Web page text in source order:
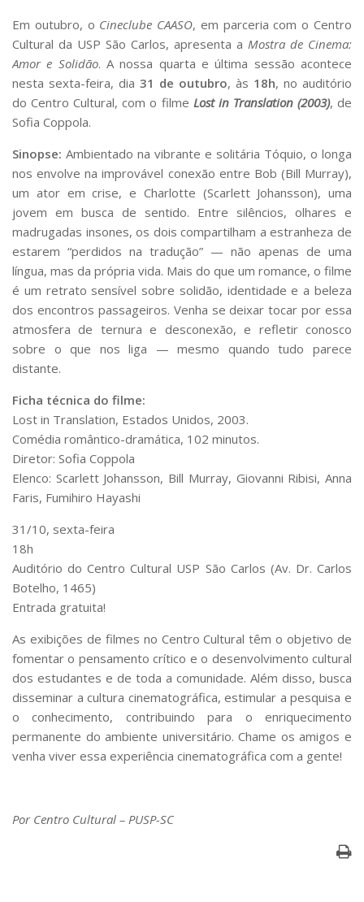
Em outubro, o Cineclube CAASO, em parceria com o Centro
Cultural da USP São Carlos, apresenta a Mostra de Cinema:
Amor e Solidão. A nossa quarta e última sessão acontece
nesta sexta-feira, dia 31 de outubro, às 18h, no auditório
do Centro Cultural, com o filme Lost in Translation (2003), de
Sofia Coppola.
Sinopse: Ambientado na vibrante e solitária Tóquio, o longa
nos envolve na improvável conexão entre Bob (Bill Murray),
um ator em crise, e Charlotte (Scarlett Johansson), uma
jovem em busca de sentido. Entre silêncios, olhares e
madrugadas insones, os dois compartilham a estranheza de
estarem “perdidos na tradução” — não apenas de uma
língua, mas da própria vida. Mais do que um romance, o filme
é um retrato sensível sobre solidão, identidade e a beleza
dos encontros passageiros. Venha se deixar tocar por essa
atmosfera de ternura e desconexão, e refletir conosco
sobre o que nos liga — mesmo quando tudo parece
distante.
Ficha técnica do filme:
Lost in Translation, Estados Unidos, 2003.
Comédia romântico-dramática, 102 minutos.
Diretor: Sofia Coppola
Elenco: Scarlett Johansson, Bill Murray, Giovanni Ribisi, Anna
Faris, Fumihiro Hayashi
31/10, sexta-feira
18h
Auditório do Centro Cultural USP São Carlos (Av. Dr. Carlos
Botelho, 1465)
Entrada gratuita!
As exibições de filmes no Centro Cultural têm o objetivo de
fomentar o pensamento crítico e o desenvolvimento cultural
dos estudantes e de toda a comunidade. Além disso, busca
disseminar a cultura cinematográfica, estimular a pesquisa e
o conhecimento, contribuindo para o enriquecimento
permanente do ambiente universitário. Chame os amigos e
venha viver essa experiência cinematográfica com a gente!
Por Centro Cultural – PUSP-SC